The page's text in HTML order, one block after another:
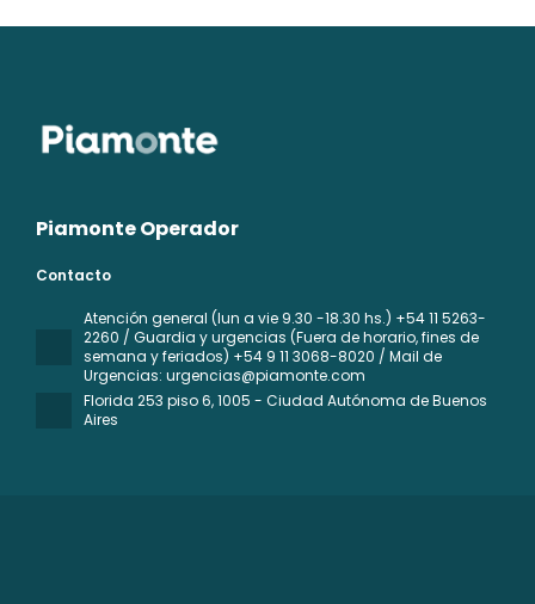
Piamonte Operador
Contacto
Atención general (lun a vie 9.30 -18.30 hs.) +54 11 5263-
2260 / Guardia y urgencias (Fuera de horario, fines de
semana y feriados) +54 9 11 3068-8020 / Mail de
Urgencias: urgencias@piamonte.com
Florida 253 piso 6, 1005 - Ciudad Autónoma de Buenos
Aires